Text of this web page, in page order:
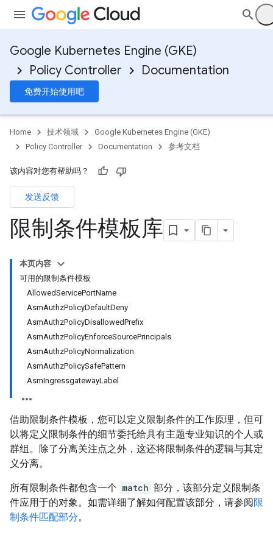
Google Kubernetes Engine (GKE)
Policy Controller
Documentation
免费开始使用吧
Home 技术领域
Google Kubernetes Engine (GKE)
Policy Controller
Documentation 参考文档
该内容对您有帮助吗？
发送反馈
限制条件模板库
本页内容
可用的限制条件模板
AllowedServicePortName
AsmAuthzPolicyDefaultDeny
AsmAuthzPolicyDisallowedPrefix
AsmAuthzPolicyEnforceSourcePrincipals
AsmAuthzPolicyNormalization
AsmAuthzPolicySafePattern
AsmIngressgatewayLabel
借助限制条件模板，您可以定义限制条件的工作原理，但可
以将定义限制条件的细节委托给具有主题专业知识的个人或
群组。除了分离关注点之外，这还将限制条件的逻辑与其定
义分离。
所有限制条件都包含一个 match 部分，该部分定义限制条
件应用于的对象。如需详细了解如何配置该部分，请参阅限
制条件匹配部分。